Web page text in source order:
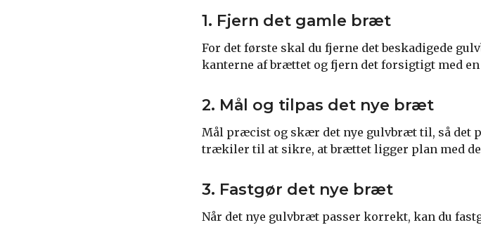
1. Fjern det gamle bræt
For det første skal du fjerne det beskadigede
kanterne af brættet og fjern det forsigtigt med
2. Mål og tilpas det nye bræt
Mål præcist og skær det nye gulvbræt til, så det
trækiler til at sikre, at brættet ligger plan med
3. Fastgør det nye bræt
Når det nye gulvbræt passer korrekt, kan du